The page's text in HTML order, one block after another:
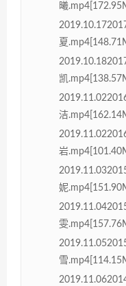
曦
夏
凯
洁
岩
妮
雯
雪